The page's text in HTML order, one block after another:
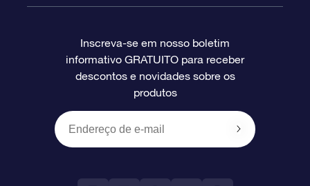
Avaliações
O cartão de presente da OSR
Presentes corporativos
Página estelar personalizada
Um Milhão de Estrelas
OSR Starsaver
Aplicativo RV Fly me to the stars
Informações de pagamento
Política de devolução
Constelações
Inscreva-se em nosso boletim
informativo GRATUITO para receber
descontos e novidades sobre os
produtos